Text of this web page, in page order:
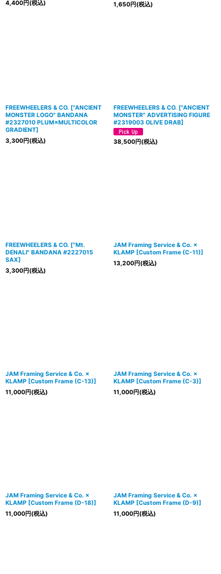
4,400円(税込) 1,650円(税込)
FREEWHEELERS & CO. ["ANCIENT
MONSTER LOGO" BANDANA
#2327010 PLUM×MULTICOLOR
GRADIENT]
3,300円(税込)
FREEWHEELERS & CO. ["ANCIENT
MONSTER" ADVERTISING FIGURE
#2319003 OLIVE DRAB]
38,500円(税込)
FREEWHEELERS & CO. ["Mt.
DENALI" BANDANA #2227015
SAX]
3,300円(税込)
JAM Framing Service & Co. ×
KLAMP [Custom Frame (C-11)]
13,200円(税込)
JAM Framing Service & Co. ×
KLAMP [Custom Frame (C-13)]
11,000円(税込)
JAM Framing Service & Co. ×
KLAMP [Custom Frame (C-3)]
11,000円(税込)
JAM Framing Service & Co. ×
KLAMP [Custom Frame (D-18)]
11,000円(税込)
JAM Framing Service & Co. ×
KLAMP [Custom Frame (D-9)]
11,000円(税込)